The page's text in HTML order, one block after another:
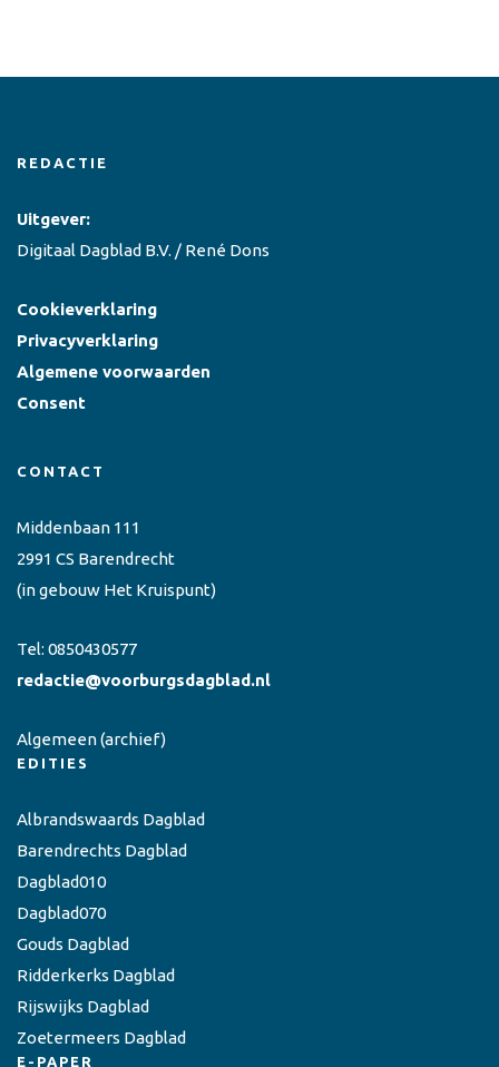
REDACTIE
Uitgever:
Digitaal Dagblad B.V. / René Dons
Cookieverklaring
Privacyverklaring
Algemene voorwaarden
Consent
CONTACT
Middenbaan 111
2991 CS Barendrecht
(in gebouw Het Kruispunt)
Tel: 0850430577
redactie@voorburgsdagblad.nl
Algemeen(archief)
EDITIES
Albrandswaards Dagblad
Barendrechts Dagblad
Dagblad010
Dagblad070
Gouds Dagblad
Ridderkerks Dagblad
Rijswijks Dagblad
Zoetermeers Dagblad
E-PAPER